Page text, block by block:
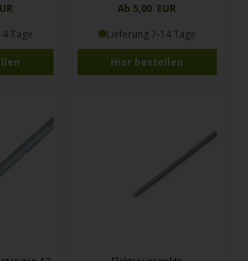
Tage
Ab 5,00 EUR
Lieferung 7-14 Tage
Hier bestellen